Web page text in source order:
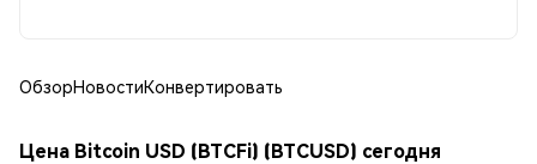
ОбзорНовостиКонвертировать
Цена Bitcoin USD (BTCFi) (BTCUSD) сегодня